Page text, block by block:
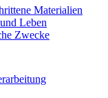
Materialien
Leben
Zwecke